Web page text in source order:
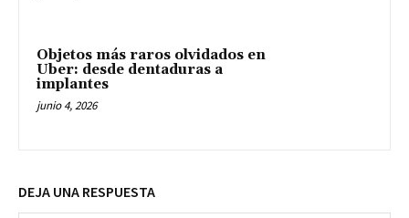
Objetos más raros olvidados en
Uber: desde dentaduras a
implantes
junio 4, 2026
DEJA UNA RESPUESTA